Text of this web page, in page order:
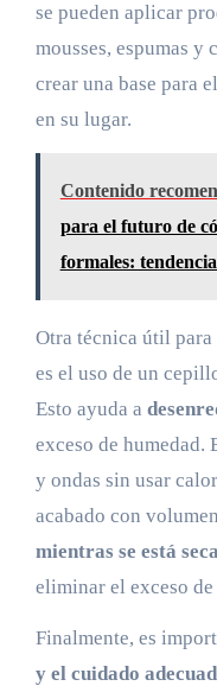
se pueden aplicar
mousses, espumas y
crear una base para
en su lugar.
Contenido
para el futuro de
formales:
Otra técnica útil
es el uso de un
Esto ayuda a
exceso de humedad.
y ondas sin usar
acabado con
mientras se está
eliminar el exceso
Finalmente, es
y el cuidado